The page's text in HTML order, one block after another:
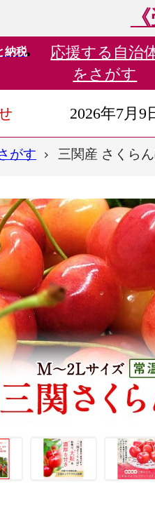
納税 応援する 自治
をさがす
2026年7月9
がす 三関産 さくら